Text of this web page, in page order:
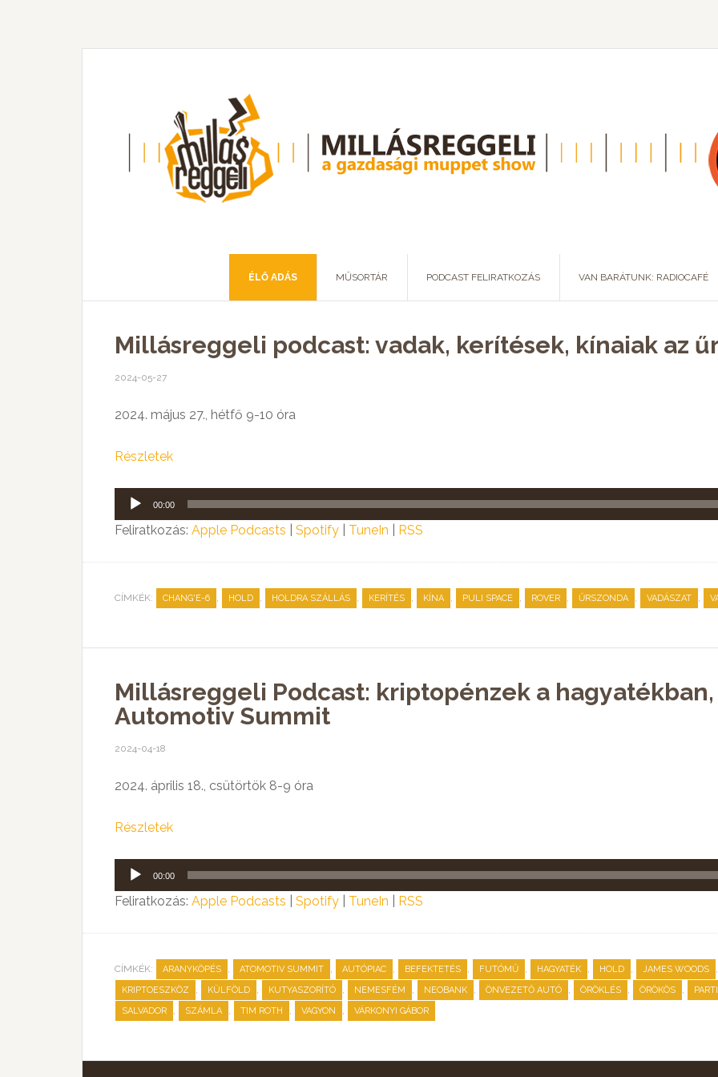
ÉLŐ ADÁS MŰSORTÁR PODCAST FELIRATKOZÁS VAN BARÁTUNK: RADIOCAFÉ
Millásreggeli podcast: vadak, kerítések, kínaiak az
2024-05-27
2024. május 27., hétfő 9-10 óra
Részletek
Audió
lejátszó
00:00
Feliratkozás: Apple Podcasts Spotify TuneIn RSS
CÍMKÉK: CHANG'E-6 , HOLD , HOLDRA SZÁLLÁS , KERÍTÉS , KÍNA , PULI SPACE , ROVER , ŰRSZONDA , VADÁSZAT ,
Millásreggeli Podcast: kriptopénzek a hagyatékban,
Automotiv Summit
2024-04-18
2024. április 18., csütörtök 8-9 óra
Részletek
Audió
lejátszó
00:00
Feliratkozás: Apple Podcasts Spotify TuneIn RSS
CÍMKÉK: ARANYKÖPÉS , ATOMOTIV SUMMIT , AUTÓPIAC , BEFEKTETÉS , FUTÓMŰ , HAGYATÉK , HOLD , JAMES WOODS ,
KRIPTOESZKÖZ , KÜLFÖLD , KUTYASZORÍTÓ , NEMESFÉM , NEOBANK , ÖNVEZETŐ AUTÓ , ÖRÖKLÉS , ÖRÖKÖS ,
SALVADOR , SZÁMLA , TIM ROTH , VAGYON , VÁRKONYI GÁBOR